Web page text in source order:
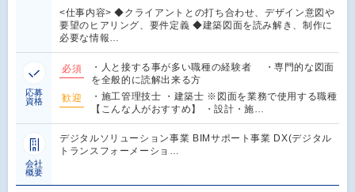
<仕事内容> ◆クライアントとの打ち合わせ、デザイン意図や
要望のヒアリング、要件定義 ◆建築図面を読み解き、制作に
必要な情報…
応募
資格
必須
・人と接する事が多い職種の経験者 ・専門的な図面
を全般的に読解出来る方
歓迎
・施工管理技士 ・建築士 ※図面を業務で使用する職種
【こんな人がおすすめ】 ・設計・施…
会社
概要
デジタルソリューション事業 BIMサポート事業 DX(デジタル
トランスフォーメーショ…